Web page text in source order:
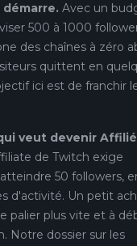
démarre. Avec un
500 à 1000
des chaînes à zéro
quittent en
ici est de franchir
veut devenir
de Twitch exige
50 followers,
d'activité. Un petit
palier plus vite et à
Notre dossier sur les